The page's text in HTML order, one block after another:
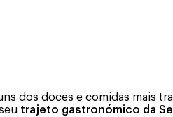
dos doces e comidas mais
trajeto gastronómico da